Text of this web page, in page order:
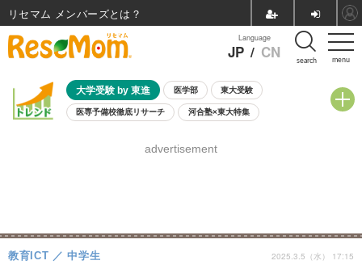
menu
Language
JP / CN search
大学受験 by 東進 医学部 東大受験
医専予備校徹底リサーチ 河合塾×東大特集
8月開催学校説明会・相談会
advertisement
教育ICT 中学生 2025.3.5（水） 17:15
リセマム メンバーズ